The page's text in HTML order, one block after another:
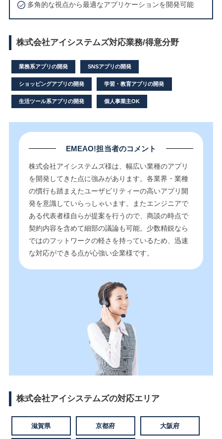
多角的な視点から最適なアプリケーションを開発可能
株式会社アイシステムズ対応業務/得意分野
業務系アプリの開発 SNSアプリの開発
ショッピングアプリの開発 学習・教育アプリの開発
生活ツール系アプリの開発 個人事業主OK
EMEAO!担当者のコメント
株式会社アイシステムズ様は、幅広い業種のアプリ
を開発してきた点に強みがあります。各業界・業種
の慣行も踏まえたユーザビリティーの高いアプリ開
発を意識していらっしゃいます。またエンジニアで
ある代表者様自らが提案を行うので、商談の時点で
契約内容を含めて細部の議論も可能。少数精鋭なら
ではのフットワークの軽さを持っているため、迅速
な対応ができる点が心強い企業様です。
株式会社アイシステムズの対応エリア
滋賀県 京都府 大阪府